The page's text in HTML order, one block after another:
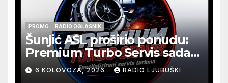
PROMO RADIO OGLASNIK
Šunjić ASL proširio ponudu:
Premium Turbo Servis sada
na jednoj adresi u Ljubuškom
6 KOLOVOZA, 2026 RADIO LJUBUŠKI